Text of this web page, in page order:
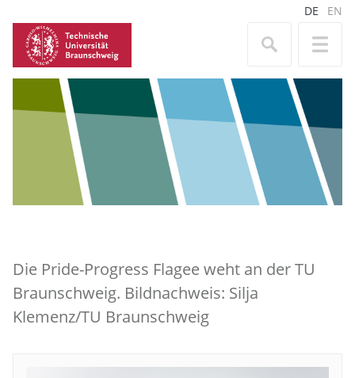
DE EN
Die Pride-Progress Flagee weht an der TU
Braunschweig. Bildnachweis: Silja
Klemenz/TU Braunschweig